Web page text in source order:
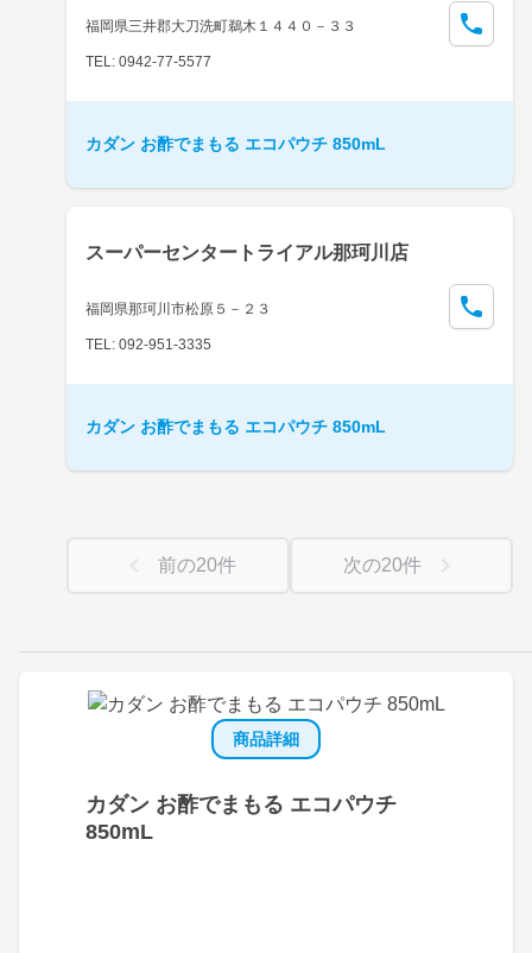
商品詳細
カダン お酢でまもる エコパウチ
850mL
福岡県三井郡大刀洗町鵜木１４４０－３３
TEL: 0942-77-5577
カダン お酢でまもる エコパウチ 850mL
スーパーセンタートライアル那珂川店
福岡県那珂川市松原５－２３
TEL: 092-951-3335
カダン お酢でまもる エコパウチ 850mL
前の20件 次の20件